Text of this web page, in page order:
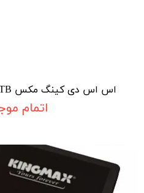
اس اس دی کینگ مکس PQ3480 M.2 NVMe 1TB
اتمام